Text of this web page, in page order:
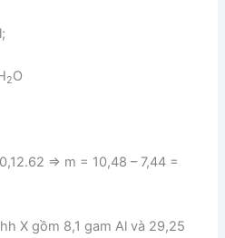
2O
⇒ m = 10,48 – 7,44 =
X gồm 8,1 gam Al và 29,25